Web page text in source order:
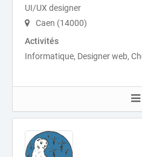
UI/UX designer
Caen (14000)
Activités
Informatique, Designer web,